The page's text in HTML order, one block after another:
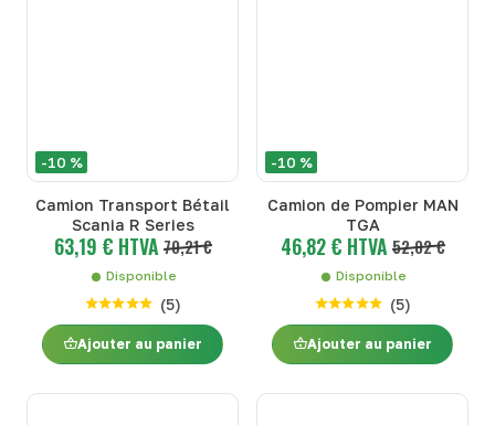
-10 %
Camion Transport Bétail
Scania R Series
63,19 € HTVA 70,21 €
Disponible
(5)
Ajouter au panier
-10 %
Camion de Pompier MAN
TGA
46,82 € HTVA 52,02 €
Disponible
(5)
Ajouter au panier